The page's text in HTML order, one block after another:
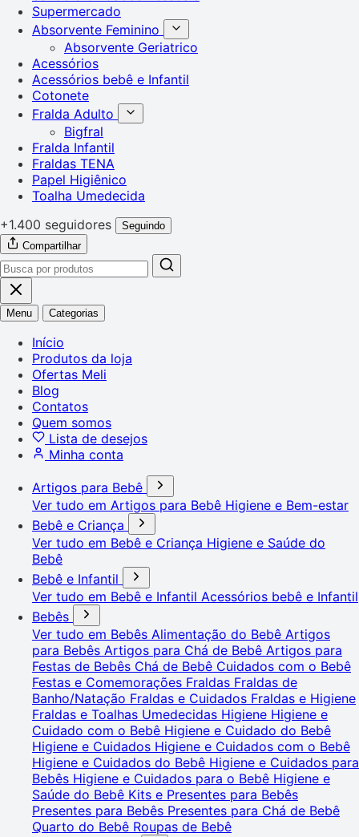
Supermercado
Absorvente Feminino
Absorvente Geriatrico
Acessórios
Acessórios bebê e Infantil
Cotonete
Fralda Adulto
Bigfral
Fralda Infantil
Fraldas TENA
Papel Higiênico
Toalha Umedecida
+1.400 seguidores
Seguindo
Compartilhar
Menu Categorias
Início
Produtos da loja
Ofertas Meli
Blog
Contatos
Quem somos
Lista de desejos
Minha conta
Artigos para Bebê
Ver tudo em Artigos para Bebê Higiene e Bem-estar
Bebê e Criança
Ver tudo em Bebê e Criança Higiene e Saúde do
Bebê
Bebê e Infantil
Ver tudo em Bebê e Infantil Acessórios bebê e Infantil
Bebês
Ver tudo em Bebês Alimentação do Bebê Artigos
para Bebês Artigos para Chá de Bebê Artigos para
Festas de Bebês Chá de Bebê Cuidados com o Bebê
Festas e Comemorações Fraldas Fraldas de
Banho/Natação Fraldas e Cuidados Fraldas e Higiene
Fraldas e Toalhas Umedecidas Higiene Higiene e
Cuidado com o Bebê Higiene e Cuidado do Bebê
Higiene e Cuidados Higiene e Cuidados com o Bebê
Higiene e Cuidados do Bebê Higiene e Cuidados para
Bebês Higiene e Cuidados para o Bebê Higiene e
Saúde do Bebê Kits e Presentes para Bebês
Presentes para Bebês Presentes para Chá de Bebê
Quarto do Bebê Roupas de Bebê